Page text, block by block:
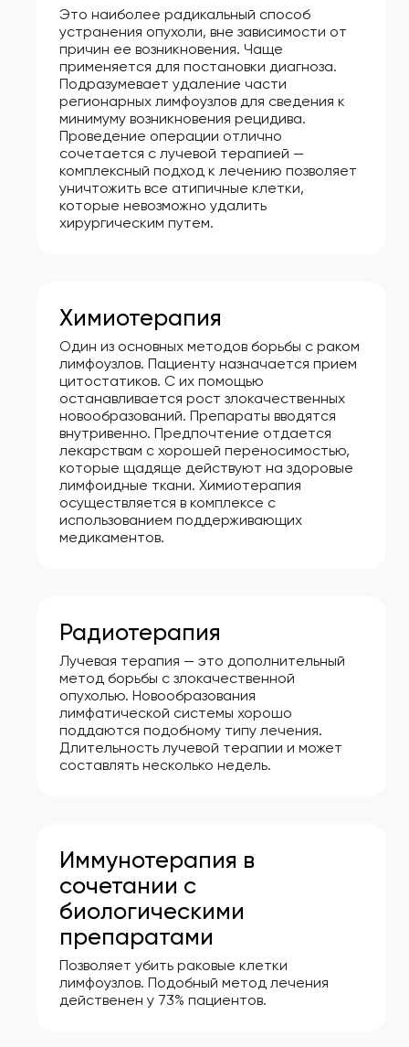
Это наиболее радикальный способ
устранения опухоли, вне зависимости от
причин ее возникновения. Чаще
применяется для постановки диагноза.
Подразумевает удаление части
регионарных лимфоузлов для сведения к
минимуму возникновения рецидива.
Проведение операции отлично
сочетается с лучевой терапией —
комплексный подход к лечению позволяет
уничтожить все атипичные клетки,
которые невозможно удалить
хирургическим путем.
Химиотерапия
Один из основных методов борьбы с раком
лимфоузлов. Пациенту назначается прием
цитостатиков. С их помощью
останавливается рост злокачественных
новообразований. Препараты вводятся
внутривенно. Предпочтение отдается
лекарствам с хорошей переносимостью,
которые щадяще действуют на здоровые
лимфоидные ткани. Химиотерапия
осуществляется в комплексе с
использованием поддерживающих
медикаментов.
Радиотерапия
Лучевая терапия — это дополнительный
метод борьбы с злокачественной
опухолью. Новообразования
лимфатической системы хорошо
поддаются подобному типу лечения.
Длительность лучевой терапии и может
составлять несколько недель.
Иммунотерапия в
сочетании с
биологическими
препаратами
Позволяет убить раковые клетки
лимфоузлов. Подобный метод лечения
действенен у 73% пациентов.